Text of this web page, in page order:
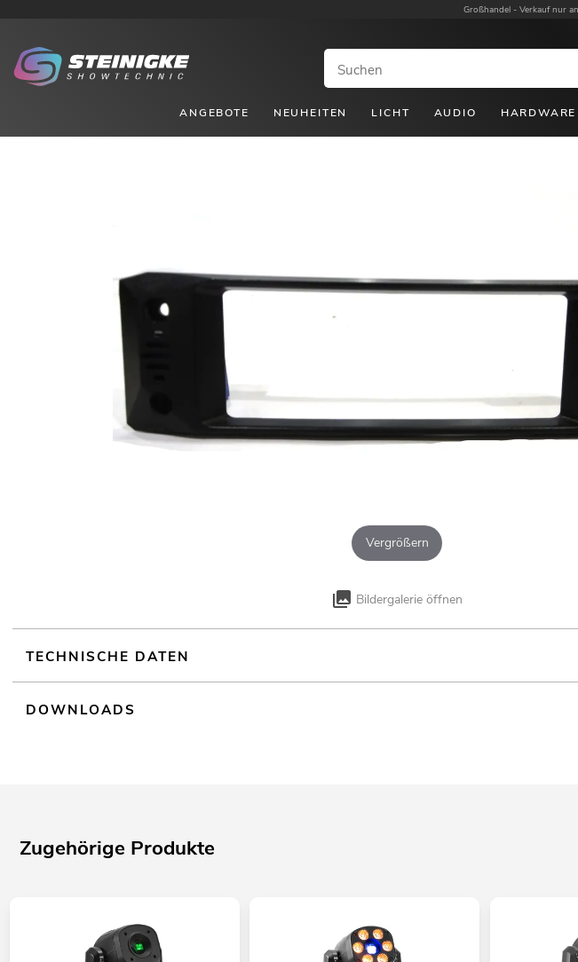
Großhandel - Verkauf nur
ANGEBOTE NEUHEITEN LICHT AUDIO HARDWARE
Vergrößern
Bildergalerie öffnen
TECHNISCHE DATEN
DOWNLOADS
Zugehörige Produkte